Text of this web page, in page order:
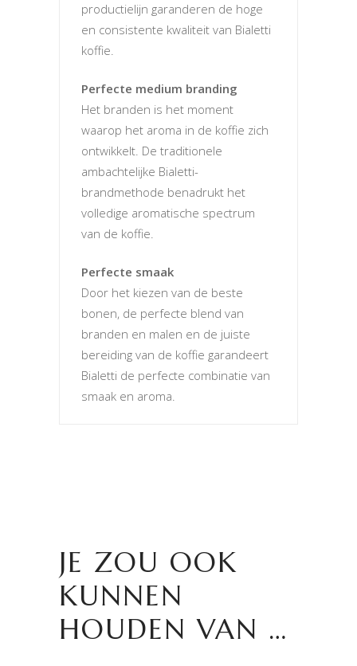
productielijn garanderen de hoge
en consistente kwaliteit van Bialetti
koffie.
Perfecte medium branding
Het branden is het moment
waarop het aroma in de koffie zich
ontwikkelt. De traditionele
ambachtelijke Bialetti-
brandmethode benadrukt het
volledige aromatische spectrum
van de koffie.
Perfecte smaak
Door het kiezen van de beste
bonen, de perfecte blend van
branden en malen en de juiste
bereiding van de koffie garandeert
Bialetti de perfecte combinatie van
smaak en aroma.
JE ZOU OOK
KUNNEN
HOUDEN VAN …